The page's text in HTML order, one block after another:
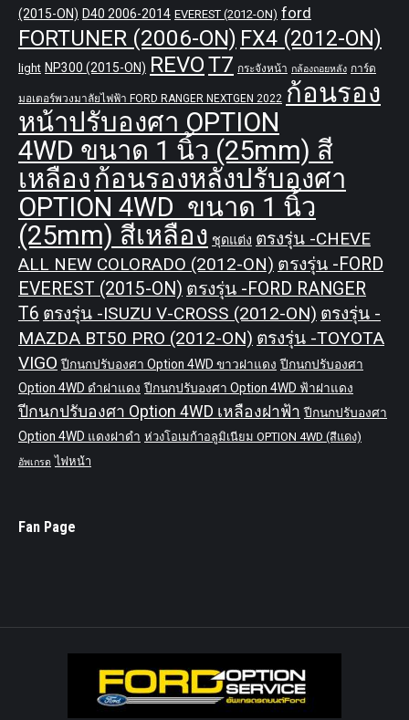
(2015-ON) D40 2006-2014 EVEREST (2012-ON) ford
FORTUNER (2006-ON) FX4 (2012-ON)
light NP300 (2015-ON) REVOT7 กระจังหน้า กล้องถอยหลัง การ์ด
มอเตอร์พวงมาลัยไฟฟ้า FORD RANGER NEXTGEN 2022 ก้อนรอง
หน้าปรับองศา OPTION
4WD ขนาด 1 นิ้ว (25mm) สี
เหลือง ก้อนรองหลังปรับองศา
OPTION 4WD ขนาด 1 นิ้ว
(25mm) สีเหลือง ชุดแต่ง ตรงรุ่น -CHEVE
ALL NEW COLORADO (2012-ON) ตรงรุ่น -FORD
EVEREST (2015-ON) ตรงรุ่น -FORD RANGER
T6 ตรงรุ่น -ISUZU V-CROSS (2012-ON) ตรงรุ่น -
MAZDA BT50 PRO (2012-ON) ตรงรุ่น -TOYOTA
VIGO ปีกนกปรับองศา Option 4WD ขาวฝาแดง ปีกนกปรับองศา
Option 4WD ดำฝาแดง ปีกนกปรับองศา Option 4WD ฟ้าฝาแดง
ปีกนกปรับองศา Option 4WD เหลืองฝาฟ้า ปีกนกปรับองศา
Option 4WD แดงฝาดำ ห่วงโอเมก้าอลูมิเนียม OPTION 4WD (สีแดง)
อัพเกรด ไฟหน้า
Fan Page